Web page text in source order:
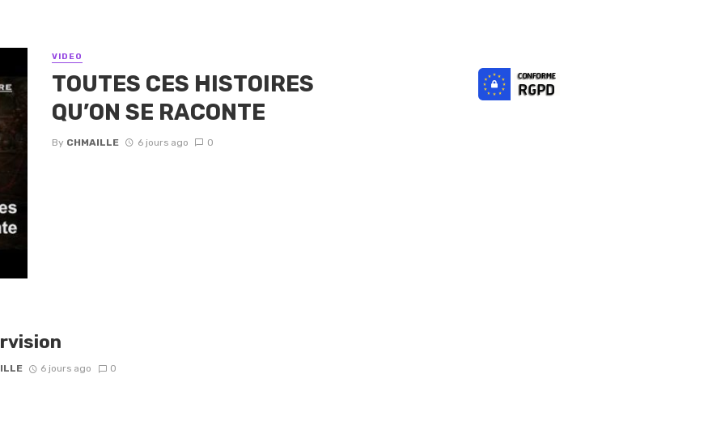
VIDEO
TOUTES CES HISTOIRES
QU’ON SE RACONTE
By CHMAILLE 6 jours ago 0
6 jours ago 0